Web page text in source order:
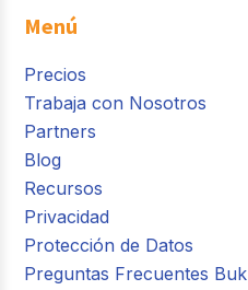
Menú
Precios
Trabaja con Nosotros
Partners
Blog
Recursos
Privacidad
Protección de Datos
Preguntas Frecuentes Buk